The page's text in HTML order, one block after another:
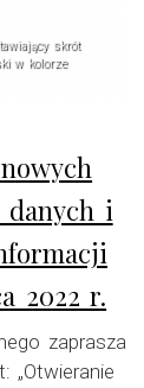
skrót
w kolorze
danych i
2022 r.
zaprasza
„Otwieranie